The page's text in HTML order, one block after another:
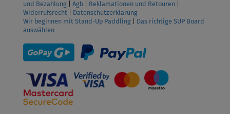
und Bezahlung
Agb Reklamationen und Retouren
Widerrufsrecht
Datenschutzerklärung
Wir beginnen mit Stand-Up Paddling
Das richtige SUP Board
auswählen